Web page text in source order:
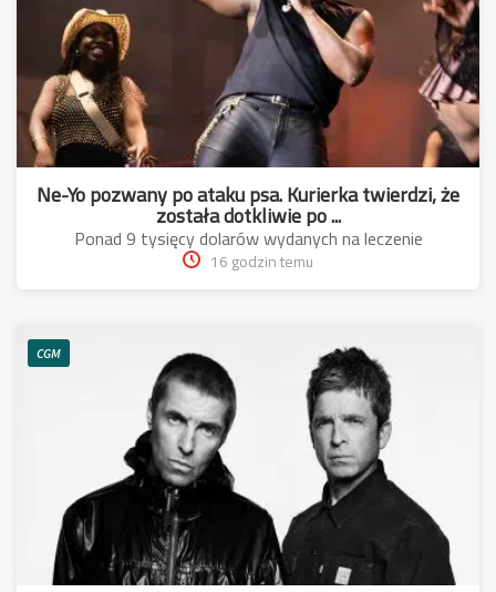
Ne-Yo pozwany po ataku psa. Kurierka twierdzi, że
została dotkliwie po ...
Ponad 9 tysięcy dolarów wydanych na leczenie
16 godzin temu
CGM